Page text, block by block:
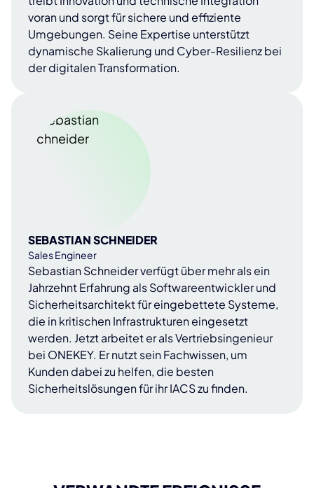
voran und sorgt für sichere und effiziente
Umgebungen. Seine Expertise unterstützt
dynamische Skalierung und Cyber-Resilienz bei
der digitalen Transformation.
SEBASTIAN SCHNEIDER
Sales Engineer
Sebastian Schneider verfügt über mehr als ein
Jahrzehnt Erfahrung als Softwareentwickler und
Sicherheitsarchitekt für eingebettete Systeme,
die in kritischen Infrastrukturen eingesetzt
werden. Jetzt arbeitet er als Vertriebsingenieur
bei ONEKEY. Er nutzt sein Fachwissen, um
Kunden dabei zu helfen, die besten
Sicherheitslösungen für ihr IACS zu finden.